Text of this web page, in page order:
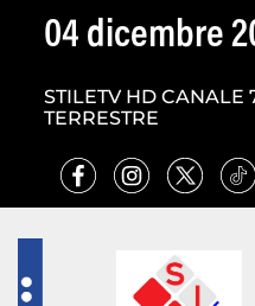
04 dicembre
STILETV HD CANALE
TERRESTRE